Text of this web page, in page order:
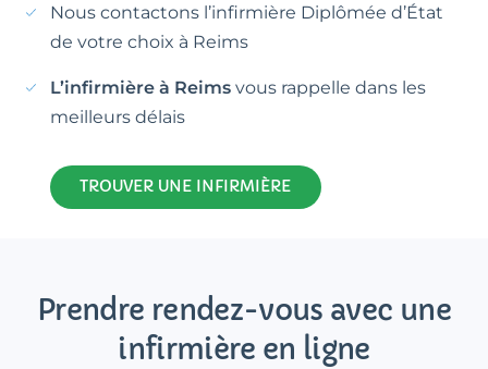
Nous contactons l’infirmière Diplômée d’État
de votre choix à Reims
L’infirmière à Reims vous rappelle dans les
meilleurs délais
TROUVER UNE INFIRMIÈRE
Prendre rendez-vous avec une
infirmière en ligne